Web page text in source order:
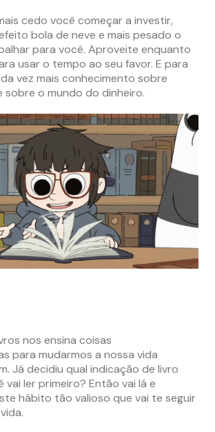
cedo você começar a investir,
bola de neve e mais pesado o
para você. Aproveite enquanto
usar o tempo ao seu favor. E para
vez mais conhecimento sobre
sobre o mundo do dinheiro.
nos ensina coisas
para mudarmos a nossa vida
Já decidiu qual indicação de livro
vai ler primeiro? Então vai lá e
hábito tão valioso que vai te seguir